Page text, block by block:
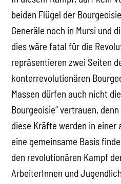
beiden Flügel der
Generäle noch in Mursi und
dies wäre fatal für die
repräsentieren zwei Seiten
konterrevolutionären
Massen dürfen auch nicht
Bourgeoisie“ vertrauen,
diese Kräfte werden in einer
eine gemeinsame Basis
den revolutionären Kampf
ArbeiterInnen und